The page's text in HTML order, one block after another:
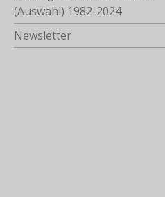
(Auswahl) 1982-2024
Newsletter